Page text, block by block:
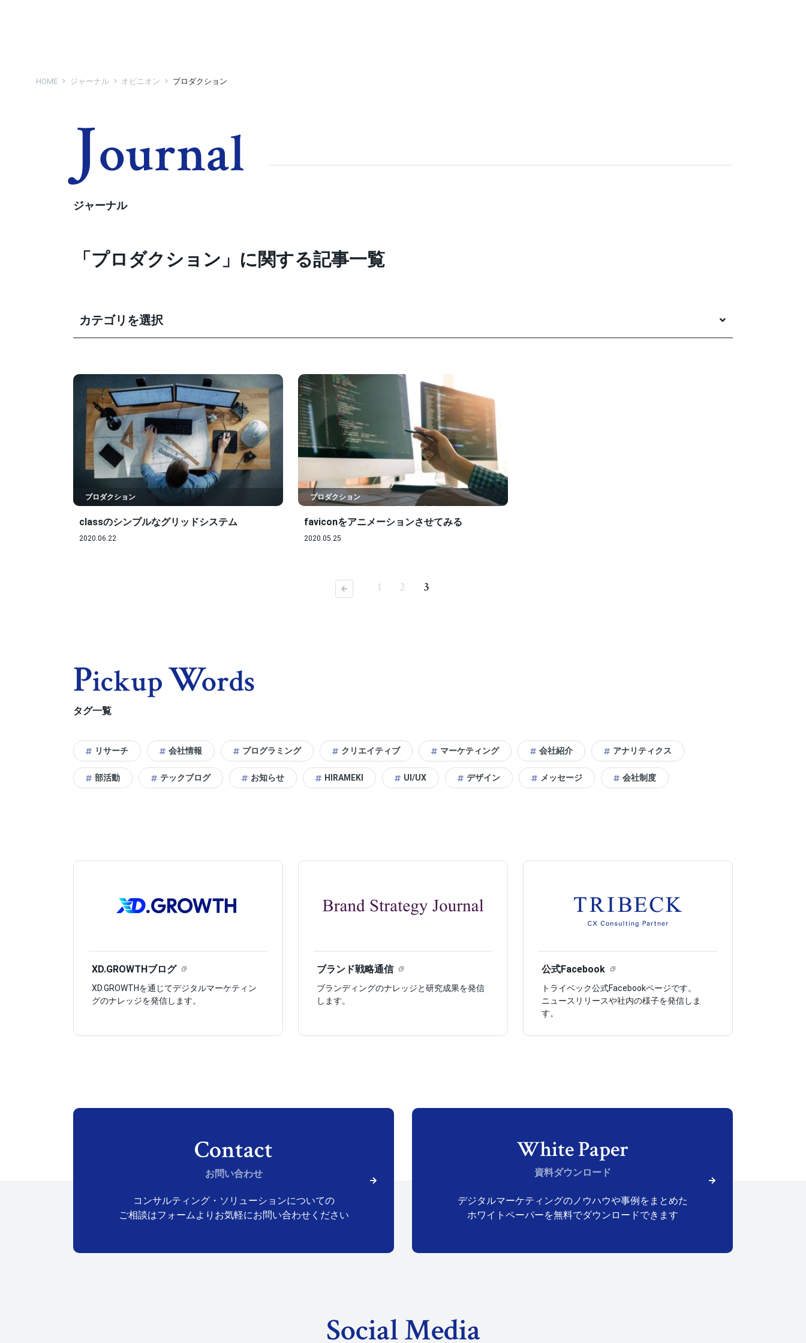
HOME ジャーナル オピニオン プロダクション
JOurnal
ジャーナル
「プロダクション」に関する記事一覧
カテゴリを選択
プロダクション
classのシンプルなグリッドシステム
2020.06.22
プロダクション
faviconをアニメーションさせてみる
2020.05.25
前へ 1 2 3
PIckupWOrds
タグ一覧
リサーチ 会社情報 プログラミング クリエイティブ マーケティング 会社紹介 アナリティクス
部活動 テックブログ お知らせ HIRAMEKI UI/UX デザイン メッセージ 会社制度
XD.GROWTHブログ
XD.GROWTHを通じてデジタルマーケティン
グのナレッジを発信します。
ブランド戦略通信
ブランディングのナレッジと研究成果を発信
します。
公式Facebook
トライベック公式Facebookページです。
ニュースリリースや社内の様子を発信しま
す。
お問い合わせ
コンサルティング・ソリューションについての
ご相談はフォームより お気軽にお問い合わせください
資料ダウンロード
デジタルマーケティングのノウハウや事例をまとめた
ホワイトペーパーを無料でダウンロードできます
Social Media